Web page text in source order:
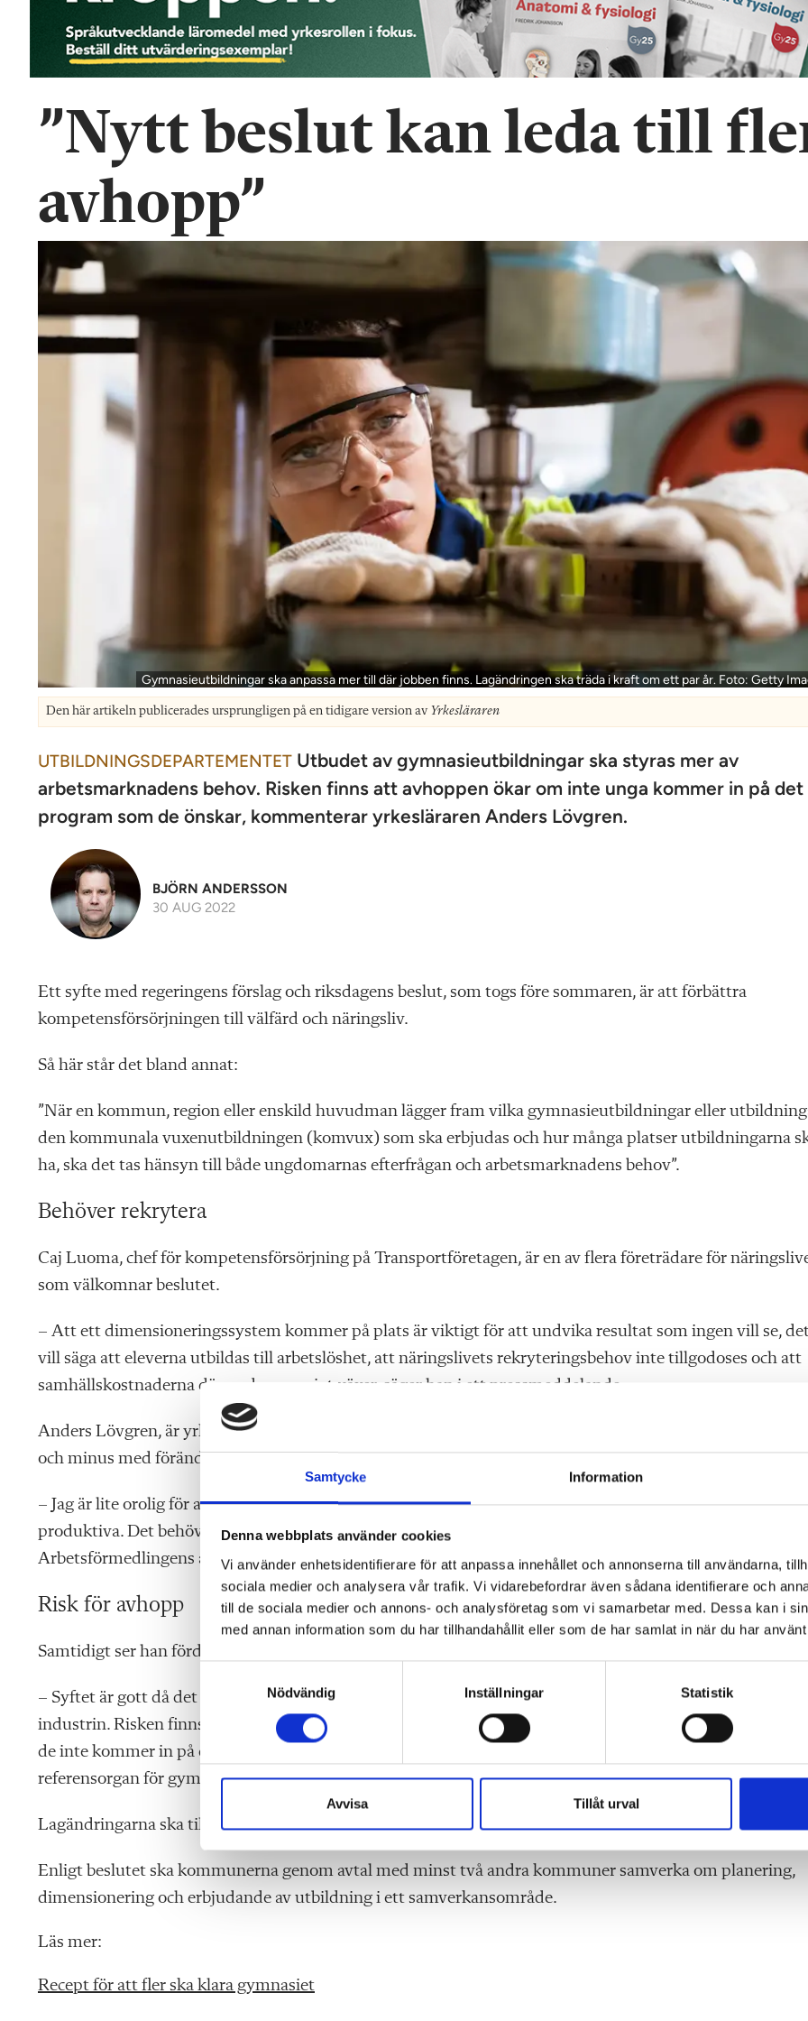
Samtycke Information
Denna webbplats använder cookies
Vi använder enhetsidentifierare för att anpassa innehållet och annonserna till användarna,
sociala medier och analysera vår trafik. Vi vidarebefordrar även sådana identifierare och
till de sociala medier och annons- och analysföretag som vi samarbetar med. Dessa kan i
med annan information som du har tillhandahållit eller som de har samlat in när du har
y
c
e
s
v
a
Nödvändig Inställningar Statistik
Avvisa Tillåt urval
”Nytt beslut kan leda till
avhopp”
Gymnasieutbildningar ska anpassa mer till där jobben finns. Lagändringen ska träda i kraft om ett par år. Foto: Getty
Den här artikeln publicerades ursprungligen på en tidigare version av Yrkesläraren
UTBILDNINGSDEPARTEMENTET Utbudet av gymnasieutbildningar ska styras mer av
arbetsmarknadens behov. Risken finns att avhoppen ökar om inte unga kommer in på det
program som de önskar, kommenterar yrkesläraren Anders Lövgren.
BJÖRN ANDERSSON
30 AUG 2022
Ett syfte med regeringens förslag och riksdagens beslut, som togs före sommaren, är att förbättra
kompetensförsörjningen till välfärd och näringsliv.
Så här står det bland annat:
”När en kommun, region eller enskild huvudman lägger fram vilka gymnasieutbildningar eller
den kommunala vuxenutbildningen (komvux) som ska erbjudas och hur många platser utbildningarna
ha, ska det tas hänsyn till både ungdomarnas efterfrågan och arbetsmarknadens behov”.
Behöver rekrytera
Caj Luoma, chef för kompetensförsörjning på Transportföretagen, är en av flera företrädare för
som välkomnar beslutet.
– Att ett dimensioneringssystem kommer på plats är viktigt för att undvika resultat som ingen vill se,
vill säga att eleverna utbildas till arbetslöshet, att näringslivets rekryteringsbehov inte tillgodoses och att
samhällskostnaderna därmed successivt växer, säger han i ett pressmeddelande.
Anders Lövgren, är yrkeslärare på el- och energiprogrammet på NTI-gymnasiet i Västerås. Han ser både
och minus med förändringarna.
– Jag är lite orolig för att det blir en utarmning av gymnasieutbildningar om de ska vara ekonomiskt
produktiva. Det behövs också kulturarbetare, humanister och så vidare. Arbetsmarknadsutbildningar är
Arbetsförmedlingens ansvarsområde och inte gymnasieskolans.
Risk för avhopp
Samtidigt ser han fördelar med beslutet.
– Syftet är gott då det behövs fler som vill jobba med de jobb som finns, till exempel inom vården och
industrin. Risken finns dock att avhoppen ökar och att en större andel ungdomar inte vill gå gymnasiet
de inte kommer in på den utbildning de önskar, säger Anders Lövgren, som är ledamot i Lärarförbundets
referensorgan för gymnasieskolan.
Lagändringarna ska tillämpas första gången i fråga om utbildning som påbörjas 2025.
Enligt beslutet ska kommunerna genom avtal med minst två andra kommuner samverka om planering,
dimensionering och erbjudande av utbildning i ett samverkansområde.
Läs mer:
Recept för att fler ska klara gymnasiet